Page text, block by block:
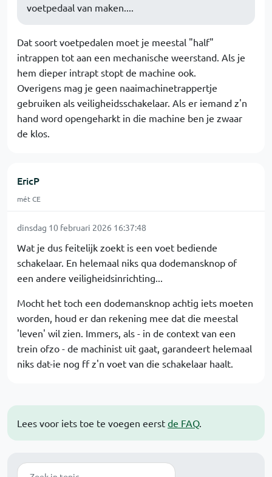
Lees voor iets toe te voegen eerst de FAQ.
Zoek
voetpedaal van maken....
Dat soort voetpedalen moet je meestal "half"
intrappen tot aan een mechanische weerstand. Als je
hem dieper intrapt stopt de machine ook.
Overigens mag je geen naaimachinetrappertje
gebruiken als veiligheidsschakelaar. Als er iemand z'n
hand word opengeharkt in die machine ben je zwaar
de klos.
EricP
mét CE
dinsdag 10 februari 2026 16:37:48
Wat je dus feitelijk zoekt is een voet bediende
schakelaar. En helemaal niks qua dodemansknop of
een andere veiligheidsinrichting...
Mocht het toch een dodemansknop achtig iets moeten
worden, houd er dan rekening mee dat die meestal
'leven' wil zien. Immers, als - in de context van een
trein ofzo - de machinist uit gaat, garandeert helemaal
niks dat-ie nog ff z'n voet van die schakelaar haalt.